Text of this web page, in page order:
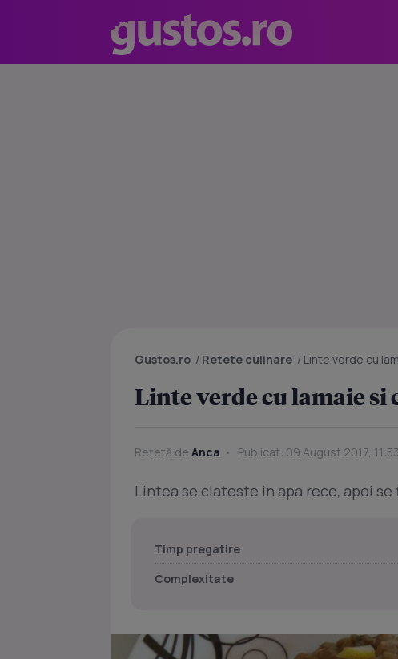
Gustos.ro / Retete culinare / Linte verde cu
Linte verde cu lamaie si
Rețetă de Anca Publicat: 09 August 2017, 11:53
Lintea se clateste in apa rece, apoi se
Timp pregatire
Complexitate